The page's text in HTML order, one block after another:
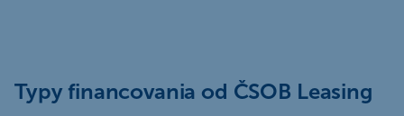
Typy financovania od ČSOB Leasing